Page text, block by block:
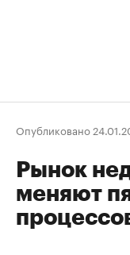
Опубликовано
Рынок
меняют